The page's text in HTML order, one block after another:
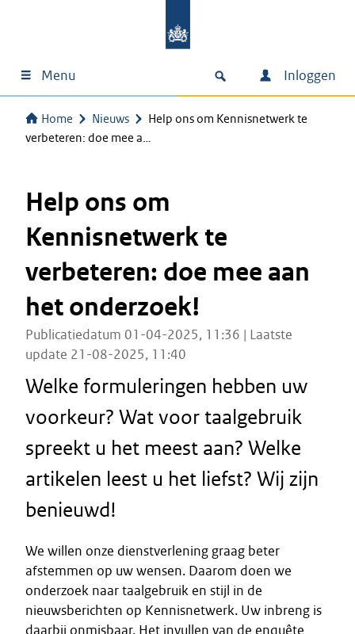
Menu Inloggen
Home Nieuws
Help ons om Kennisnetwerk te
verbeteren: doe mee a…
Help ons om
Kennisnetwerk te
verbeteren: doe mee aan
het onderzoek!
Publicatiedatum 01-04-2025, 11:36 | Laatste
update 21-08-2025, 11:40
Welke formuleringen hebben uw
voorkeur? Wat voor taalgebruik
spreekt u het meest aan? Welke
artikelen leest u het liefst? Wij zijn
benieuwd!
We willen onze dienstverlening graag beter
afstemmen op uw wensen. Daarom doen we
onderzoek naar taalgebruik en stijl in de
nieuwsberichten op Kennisnetwerk. Uw inbreng is
daarbij onmisbaar. Het invullen van de enquête